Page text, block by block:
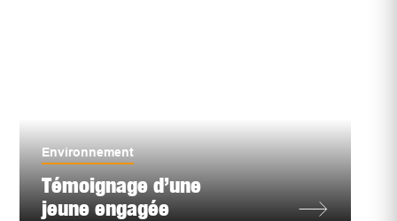
Environnement
Témoignage d’une
jeune engagée